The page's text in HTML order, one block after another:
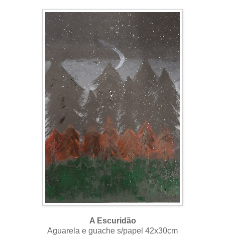
A Escuridão
Aguarela e guache s/papel 42x30cm